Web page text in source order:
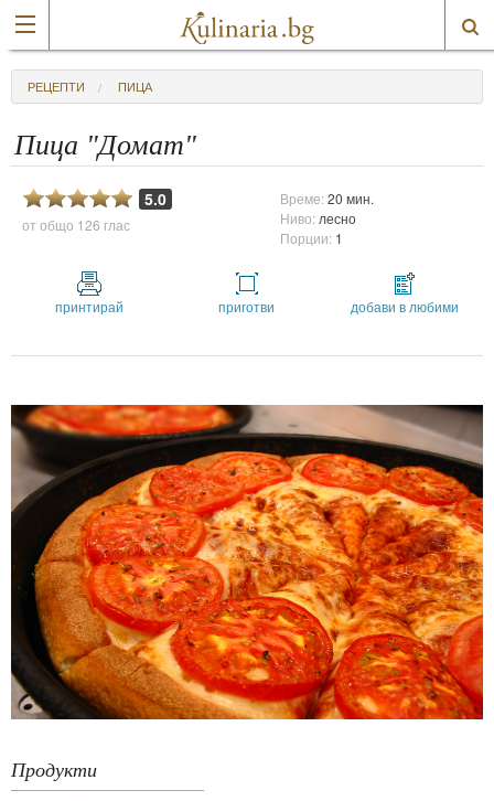
РЕЦЕПТИ ПИЦА
Пица "Домат"
5.0
от общо 126 глас
Време:20 мин.
Ниво: лесно
Порции: 1
принтирай приготви добави в любими
Продукти